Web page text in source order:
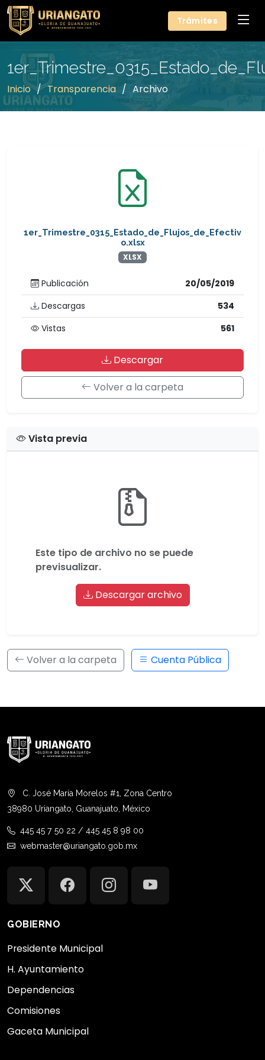
Trámites
Inicio Transparencia Archivo
1er_Trimestre_0315_Estado_de_Flujos_de_Efectiv
o.xlsx
XLSX
Publicación
20/05/2019
Descargas
534
Vistas
561
Descargar
Volver a la carpeta
Vista previa
Este tipo de archivo no se puede
previsualizar.
Descargar archivo
Volver a la carpeta Cuenta Pública
C. José María Morelos #1, Zona Centro
38980 Uriangato, Guanajuato, México
445 45 7 50 22 / 445 45 8 98 00
webmaster@uriangato.gob.mx
GOBIERNO
Presidente Municipal
H. Ayuntamiento
Dependencias
Comisiones
Gaceta Municipal